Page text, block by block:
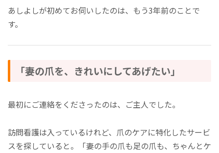
あしよしが初めてお伺いしたのは、もう3年前のことで
す。
「妻の爪を、きれいにしてあげたい」
最初にご連絡をくださったのは、ご主人でした。
訪問看護は入っているけれど、爪のケアに特化したサービ
スを探していると。「妻の手の爪も足の爪も、ちゃんとケ